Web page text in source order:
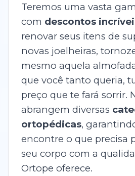
Teremos uma vasta
com descontos
renovar seus itens de
novas joelheiras,
mesmo aquela
que você tanto queria,
preço que te fará sorrir.
abrangem diversas
ortopédicas,
encontre o que precisa
seu corpo com a
Ortope oferece.